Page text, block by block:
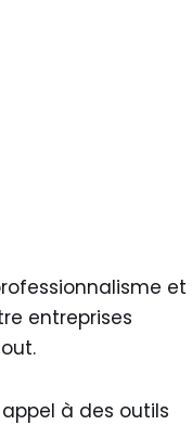
et
entreprises
à des outils